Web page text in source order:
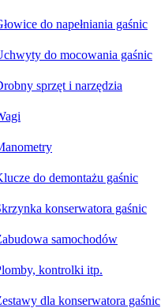
do napełniania gaśnic
do mocowania gaśnic
sprzęt i narzędzia
do demontażu gaśnic
konserwatora gaśnic
samochodów
kontrolki itp.
dla konserwatora gaśnic